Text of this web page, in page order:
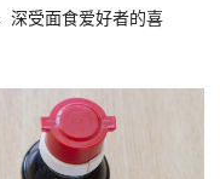
深受面食爱好者的喜